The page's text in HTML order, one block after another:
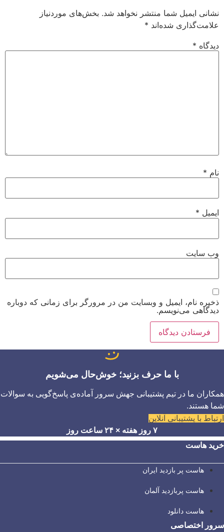
نشانی ایمیل شما منتشر نخواهد شد. بخش‌های موردنیاز
علامت‌گذاری شده‌اند *
دیدگاه *
نام *
ایمیل *
وب‌ سایت
ذخیره نام، ایمیل و وبسایت من در مرورگر برای زمانی که دوباره
دیدگاهی می‌نویسم.
با ما حرف بزنید؛ خوش‌حال می‌شویم
همکاران ما در تیم پشتیبانی جهش سرور آماده‌ی پاسخ‌گویی به سوالات
شما هستند.
ارتباط با پشتیبانی آنلاین
۷ روز هفته × ۲۴ ساعت روز
خرید هاست
هاست پر بازدید ایران
هاست پربازدید آلمان
هاست دانلود
سرور اختصاصی